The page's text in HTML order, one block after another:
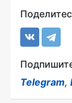
Telegram,